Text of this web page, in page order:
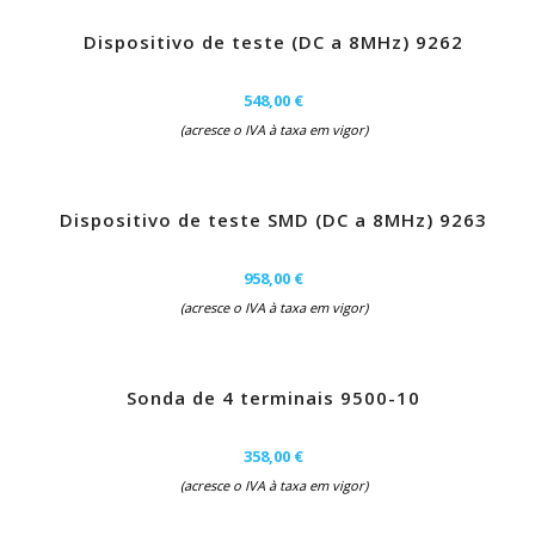
Dispositivo de teste (DC a 8MHz) 9262
548,00 €
(acresce o IVA à taxa em vigor)
Dispositivo de teste SMD (DC a 8MHz) 9263
958,00 €
(acresce o IVA à taxa em vigor)
Sonda de 4 terminais 9500-10
358,00 €
(acresce o IVA à taxa em vigor)